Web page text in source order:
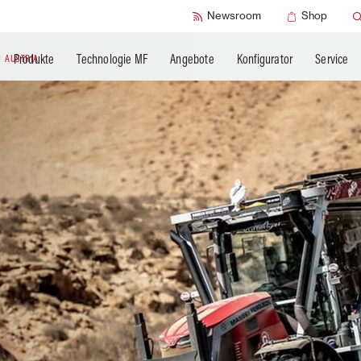
Newsroom Shop
AUSTRIA
Produkte Technologie MF Angebote Konfigurator Service